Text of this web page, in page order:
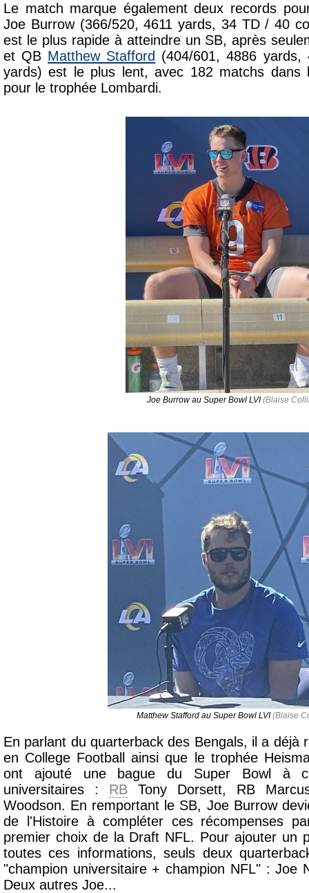
Le match marque également deux records
Joe Burrow (366/520, 4611 yards, 34 TD / 40
est le plus rapide à atteindre un SB, après
et QB Matthew Stafford (404/601, 4886
yards) est le plus lent, avec 182 matchs dans
pour le trophée Lombardi.
Joe Burrow au Super Bowl LVI(Blaise
Matthew Stafford au Super Bowl LVI(Blaise
En parlant du quarterback des Bengals, il a déjà
en College Football ainsi que le trophée
ont ajouté une bague du Super Bowl à
universitaires : RB Tony Dorsett, RB
Woodson. En remportant le SB, Joe Burrow
de l'Histoire à compléter ces récompenses
premier choix de la Draft NFL. Pour ajouter un
toutes ces informations, seuls deux
"champion universitaire + champion NFL" : Joe
Deux autres Joe...